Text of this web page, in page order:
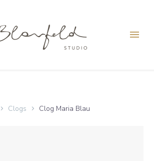
Clogs Clog Maria Blau